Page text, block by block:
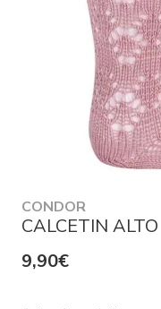
CONDOR
CALCETIN
9,90€